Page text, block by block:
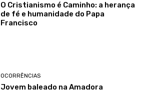
O Cristianismo é Caminho: a herança
de fé e humanidade do Papa
Francisco
OCORRÊNCIAS
Jovem baleado na Amadora